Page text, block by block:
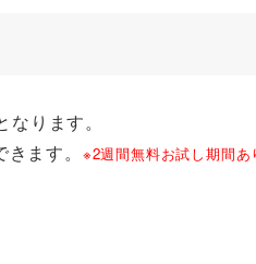
ります。
ます。
※2週間無料お試し期間あ